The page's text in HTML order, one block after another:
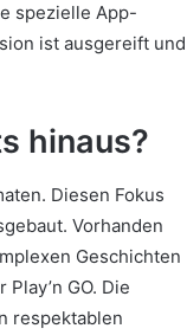
spezielle App-
ist ausgereift und
hinaus?
Diesen Fokus
Vorhanden
Geschichten
GO. Die
respektablen